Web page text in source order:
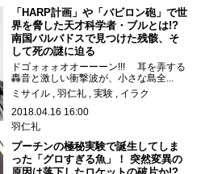
「HARP計画」や「バビロン砲」で世
界を脅した天才科学者・ブルとは!?
南国バルバドスで見つけた残骸、そ
して死の謎に迫る
ドゴォォォオオーーーン!!! 耳を弄する
轟音と激しい衝撃波が、小さな島全...
ミサイル
羽仁礼 実験
イラク
2018.04.16 16:00
羽仁礼
プーチンの極秘実験で誕生してしま
った「グロすぎる魚」！ 突然変異の